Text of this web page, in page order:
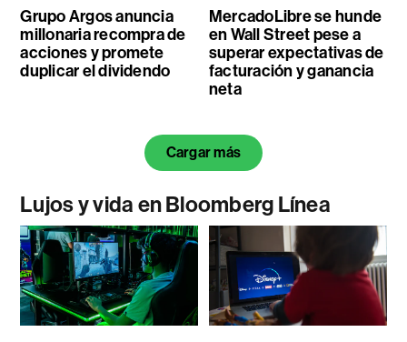
Grupo Argos anuncia
millonaria recompra de
acciones y promete
duplicar el dividendo
MercadoLibre se hunde
en Wall Street pese a
superar expectativas de
facturación y ganancia
neta
Cargar más
Lujos y vida en Bloomberg Línea